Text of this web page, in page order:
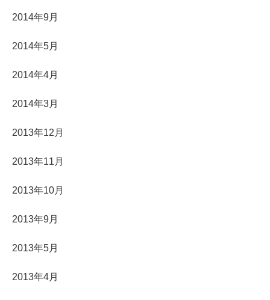
2014年9月
2014年5月
2014年4月
2014年3月
2013年12月
2013年11月
2013年10月
2013年9月
2013年5月
2013年4月